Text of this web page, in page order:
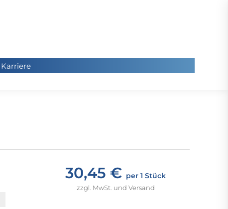
Karriere
30,45 € per 1 Stück
zzgl. MwSt. und Versand